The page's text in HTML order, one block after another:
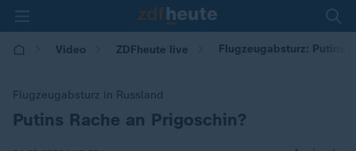
Video ZDFheute live Flugzeugabsturz: Putins
Flugzeugabsturz in Russland
:Putins Rache an Prigoschin?